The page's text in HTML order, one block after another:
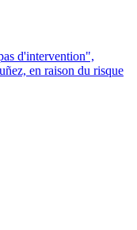
d'intervention",
en raison du risque